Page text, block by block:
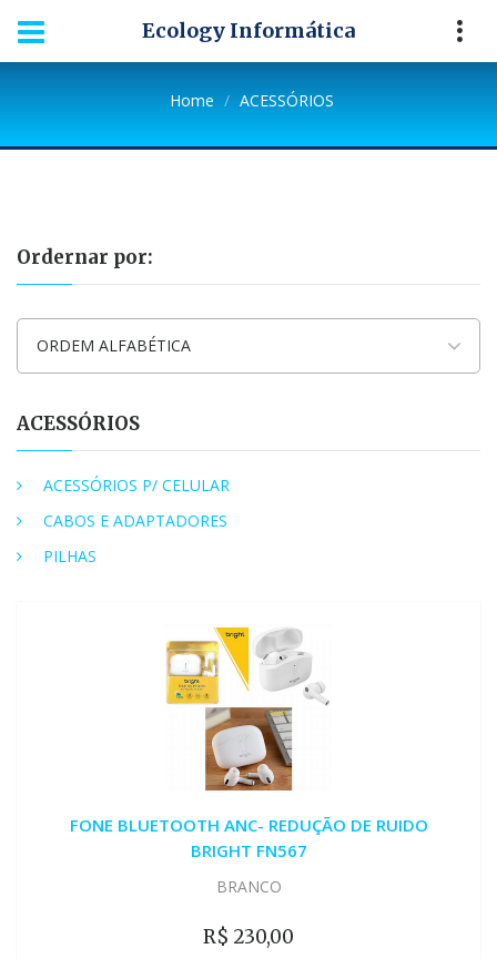
Ecology Informática
Home ACESSÓRIOS
Ordernar por:
ORDEM ALFABÉTICA
ACESSÓRIOS
ACESSÓRIOS P/ CELULAR
CABOS E ADAPTADORES
PILHAS
FONE BLUETOOTH ANC- REDUÇÃO DE RUIDO
BRIGHT FN567
BRANCO
R$ 230,00